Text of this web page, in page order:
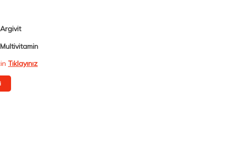
Argivit
Multivitamin
Tıklayınız